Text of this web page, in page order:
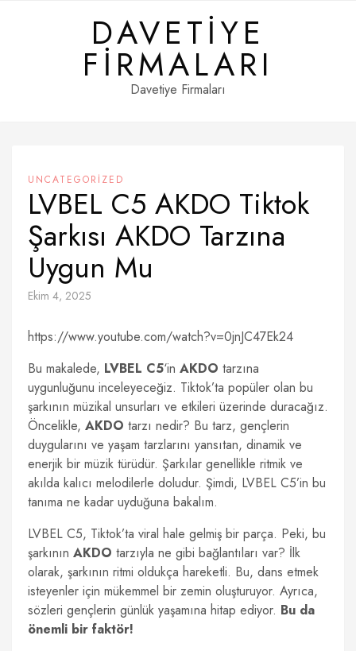
DAVETIYE
FIRMALARI
Davetiye Firmaları
UNCATEGORIZED
LVBEL C5 AKDO Tiktok
Şarkısı AKDO Tarzına
Uygun Mu
Ekim 4, 2025
https://www.youtube.com/watch?v=0jnJC47Ek24
Bu makalede, LVBEL C5‘in AKDO tarzına
uygunluğunu inceleyeceğiz. Tiktok’ta popüler olan bu
şarkının müzikal unsurları ve etkileri üzerinde duracağız.
Öncelikle, AKDO tarzı nedir? Bu tarz, gençlerin
duygularını ve yaşam tarzlarını yansıtan, dinamik ve
enerjik bir müzik türüdür. Şarkılar genellikle ritmik ve
akılda kalıcı melodilerle doludur. Şimdi, LVBEL C5’in bu
tanıma ne kadar uyduğuna bakalım.
LVBEL C5, Tiktok’ta viral hale gelmiş bir parça. Peki, bu
şarkının AKDO tarzıyla ne gibi bağlantıları var? İlk
olarak, şarkının ritmi oldukça hareketli. Bu, dans etmek
isteyenler için mükemmel bir zemin oluşturuyor. Ayrıca,
sözleri gençlerin günlük yaşamına hitap ediyor. Bu da
önemli bir faktör!